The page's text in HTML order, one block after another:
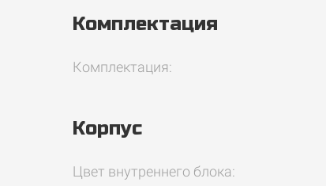
Комплектация
Комплектация:
Корпус
Цвет внутреннего блока: